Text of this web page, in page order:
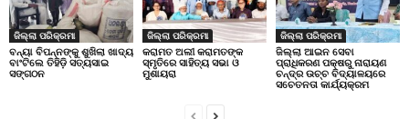
ଜିଲ୍ଲା ପରିକ୍ରମା
ବନ୍ୟା ବିପନ୍ନଙ୍କୁ ଶୁଖିଲା ଖାଦ୍ୟ
ବାଂଟିଲେ ତିହିଡି଼ ସତ୍ୟସାଇ
ସଙ୍ଗଠନ
ଜିଲ୍ଲା ପରିକ୍ରମା
କରାମତ ଅଲୀ କରାମତଙ୍କ
ସ୍ମୃତିରେ ସାହିତ୍ୟ ସଭା ଓ
ମୁଶାୟରା
ଜିଲ୍ଲା ପରିକ୍ରମା
ଜିଲ୍ଲା ଆଇନ ସେବା
ପ୍ରାଧିକରଣ ପକ୍ଷରୁ ନାରାୟଣ
ଚନ୍ଦ୍ର ଉଚ୍ଚ ବିଦ୍ୟାଳୟରେ
ସଚେତନତା କାର୍ଯ୍ୟକ୍ରମ